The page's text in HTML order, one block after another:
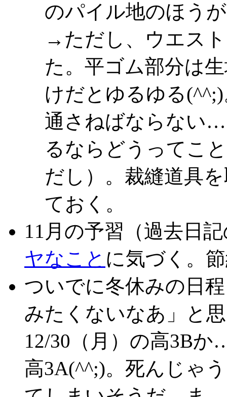
のパイル地のほう
→ただし、ウエス
た。平ゴム部分は
けだとゆるゆる
通さねばならない
るならどうってこ
だし）。裁縫道具
ておく。
11月の予習（過去日
ヤなこと に気づく。
ついでに冬休みの日
みたくないなあ」と
12/30（月）の高3B
高3A(^^;)。死んじゃ